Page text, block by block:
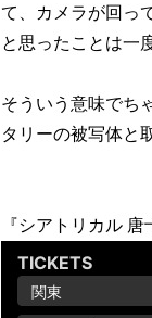
て、カメラが回っ
と思ったことは一
そういう意味でち
タリーの被写体と
『シアトリカル